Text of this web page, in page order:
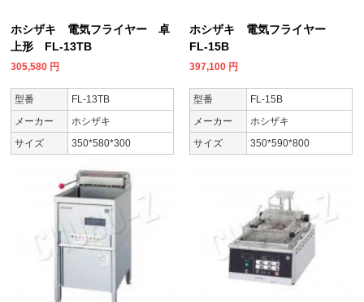
ホシザキ 電気フライヤー 卓
上形 FL-13TB
305,580 円
型番
FL-13TB
メーカー
ホシザキ
サイズ
350*580*300
ホシザキ 電気フライヤー
FL-15B
397,100 円
型番
FL-15B
メーカー
ホシザキ
サイズ
350*590*800